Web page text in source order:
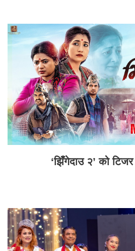
‘झिँगेदाउ २’ को